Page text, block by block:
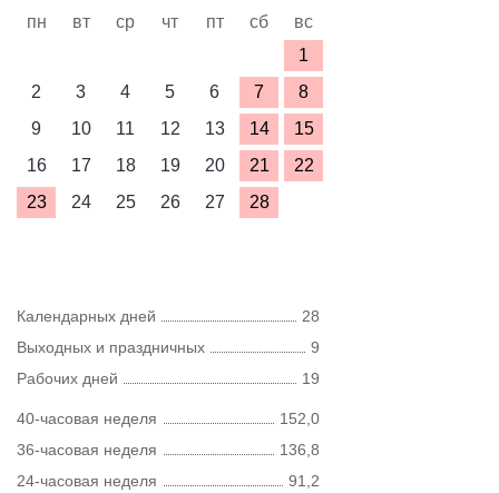
пн вт ср чт пт сб
вс
1
2
3 4 5 6 7
8
9
10 11 12 13 14
15
16
17 18 19 20 21
22
23
24 25 26 27 28
Календарных дней
28
Выходных и праздничных
9
Рабочих дней
19
40-часовая неделя
152,0
36-часовая неделя
136,8
24-часовая неделя
91,2